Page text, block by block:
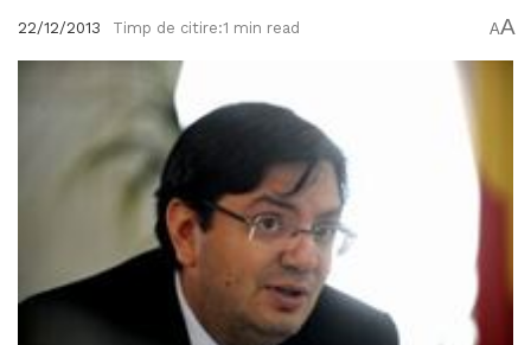
22/12/2013 Timp de citire:1 min read AA